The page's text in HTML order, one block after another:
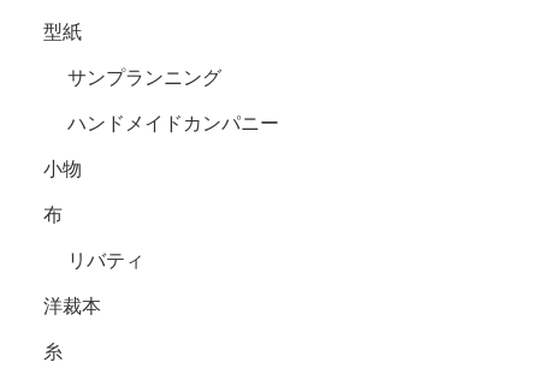
型紙
サンプランニング
ハンドメイドカンパニー
小物
布
リバティ
洋裁本
糸